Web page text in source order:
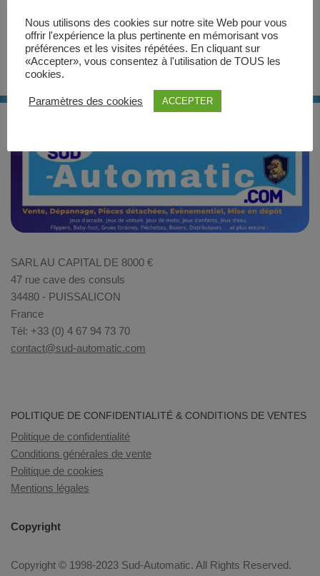
SARL AU CAPITAL DE 8000 €
47 rue cave des consuls
34480 - PUISSALICON
France
Tél: +33 (0) 4 67 94 73 70
contact@sud-automatic.com
POLITIQUE DE CONFIDENTIALITÉ & CONDITIONS DE VENTES
Politique de confidentialité
Conditions générales de vente
Politique de cookies
Mentions légales
Copyright
Copyright © 1998-2023 Sud-Automatic. All Rights Reserved.
Nous utilisons des cookies sur notre site Web pour vous
offrir l'expérience la plus pertinente en mémorisant vos
préférences et les visites répétées. En cliquant sur
«Accepter», vous consentez à l'utilisation de TOUS les
cookies.
Paramètres des cookies ACCEPTER